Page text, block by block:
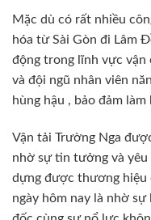
Mặc dù có rất nhiều
hóa từ Sài Gòn đi Lâm
động trong lĩnh vực vận
và đội ngũ nhân viên
hùng hậu , bảo đảm
Vận tải Trường Nga
nhờ sự tin tưởng và
dựng được thương hiệu
ngày hôm nay là nhờ sự